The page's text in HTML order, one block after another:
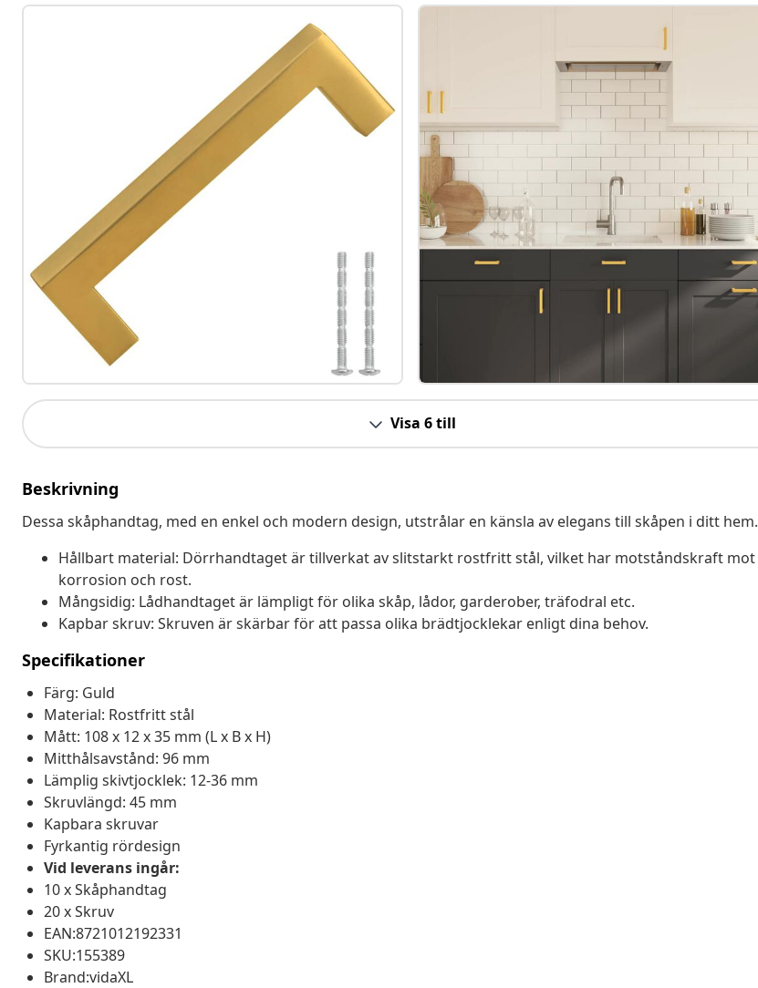
Visa 6 till
Beskrivning
Dessa skåphandtag, med en enkel och modern design, utstrålar en känsla av elegans till skåpen i ditt hem.
Hållbart material: Dörrhandtaget är tillverkat av slitstarkt rostfritt stål, vilket har motståndskraft mot
korrosion och rost.
Mångsidig: Lådhandtaget är lämpligt för olika skåp, lådor, garderober, träfodral etc.
Kapbar skruv: Skruven är skärbar för att passa olika brädtjocklekar enligt dina behov.
Specifikationer
Färg: Guld
Material: Rostfritt stål
Mått: 108 x 12 x 35 mm (L x B x H)
Mitthålsavstånd: 96 mm
Lämplig skivtjocklek: 12-36 mm
Skruvlängd: 45 mm
Kapbara skruvar
Fyrkantig rördesign
Vid leverans ingår:
10 x Skåphandtag
20 x Skruv
EAN:8721012192331
SKU:155389
Brand:vidaXL